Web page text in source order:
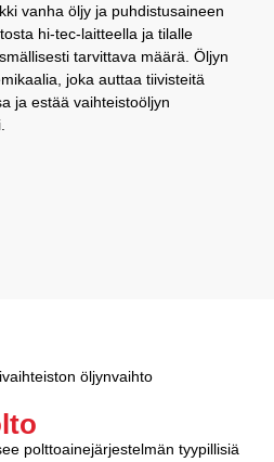
vanha öljy ja puhdistusaineen
hi-tec-laitteella ja tilalle
tarvittava määrä. Öljyn
joka auttaa tiivisteitä
ja estää vaihteistoöljyn
polttoainejärjestelmän tyypillisiä